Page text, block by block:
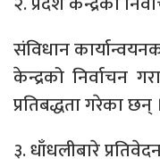
संविधान
केन्द्रको निर्वाचन
प्रतिबद्धता गरेका छन् ।
३. धाँधलीबारे